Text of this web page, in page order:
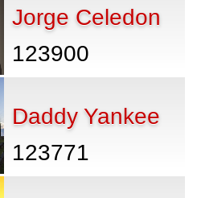
Jorge Celedon
123900
Daddy Yankee
123771